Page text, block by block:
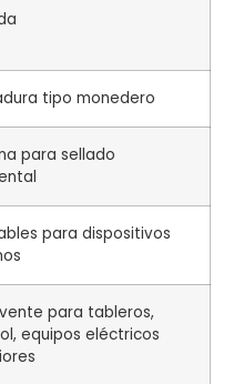
tipo monedero
para sellado
para dispositivos
para tableros,
equipos eléctricos